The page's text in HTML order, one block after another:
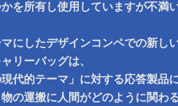
を所有し使用していますが不満
にしたデザインコンペでの新し
リーバッグは、
現代的テーマ」に対する応答製品
の運搬に人間がどのように関わ